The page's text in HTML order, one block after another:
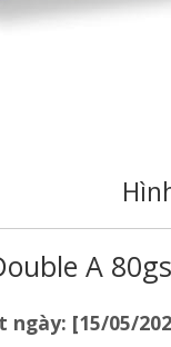
A
ngày: [15/05/